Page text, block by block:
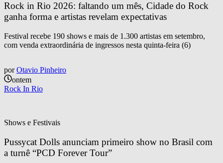
Rock in Rio 2026: faltando um mês, Cidade do Rock
ganha forma e artistas revelam expectativas
Festival recebe 190 shows e mais de 1.300 artistas em setembro,
com venda extraordinária de ingressos nesta quinta-feira (6)
por Otavio Pinheiro
ontem
Rock In Rio
Shows e Festivais
Pussycat Dolls anunciam primeiro show no Brasil com
a turnê “PCD Forever Tour”